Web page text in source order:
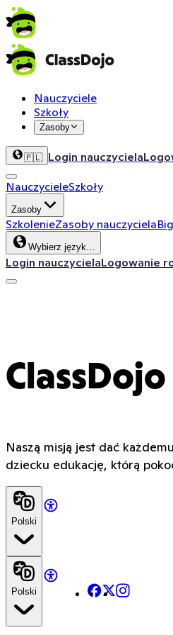
Nauczyciele
Szkoły
Zasoby
🇵🇱 Login nauczyciela
NauczycieleSzkoły
Zasoby
SzkolenieZasoby nauczyciela
Wybierz język…
Login nauczycielaLogowanie
ClassDojo
Naszą misją jest dać każdemu
dziecku edukację, którą
Polski
Polski Facebook
X Instagram